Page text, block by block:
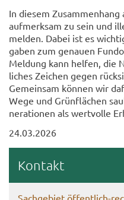
In die­sem
auf­merk­sam zu sein und
mel­den. Dabei ist es
ga­ben zum ge­nau­en
Mel­dung kann hel­fen, die
li­ches Zei­chen gegen
Ge­mein­sam kön­nen wir
Wege und Grün­flä­chen
nera­tio­nen als wert­vol­le
24.03.2026
Kon­takt
Sach­ge­biet öffentlich-​